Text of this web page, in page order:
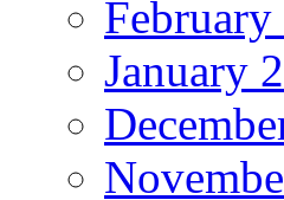
February
January